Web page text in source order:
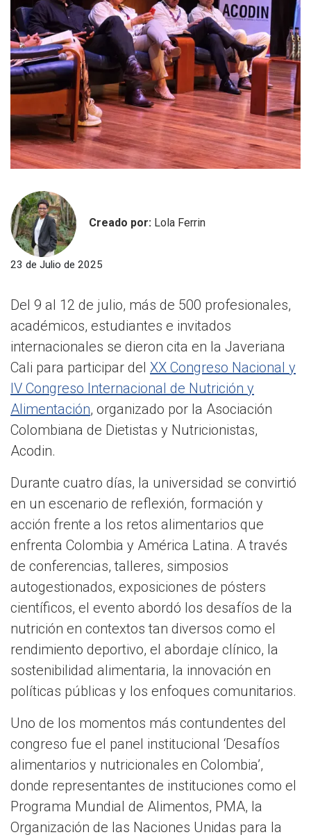
Creado por: Lola Ferrin
23 de Julio de 2025
Del 9 al 12 de julio, más de 500 profesionales,
académicos, estudiantes e invitados
internacionales se dieron cita en la Javeriana
Cali para participar del XX Congreso Nacional y
IV Congreso Internacional de Nutrición y
Alimentación, organizado por la Asociación
Colombiana de Dietistas y Nutricionistas,
Acodin.
Durante cuatro días, la universidad se convirtió
en un escenario de reflexión, formación y
acción frente a los retos alimentarios que
enfrenta Colombia y América Latina. A través
de conferencias, talleres, simposios
autogestionados, exposiciones de pósters
científicos, el evento abordó los desafíos de la
nutrición en contextos tan diversos como el
rendimiento deportivo, el abordaje clínico, la
sostenibilidad alimentaria, la innovación en
políticas públicas y los enfoques comunitarios.
Uno de los momentos más contundentes del
congreso fue el panel institucional ‘Desafíos
alimentarios y nutricionales en Colombia’,
donde representantes de instituciones como el
Programa Mundial de Alimentos, PMA, la
Organización de las Naciones Unidas para la